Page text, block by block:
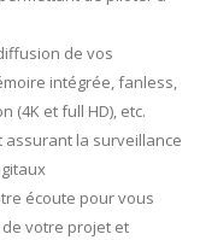
de vos
intégrée, fanless,
(4K et full HD), etc.
assurant la surveillance
écoute pour vous
votre projet et